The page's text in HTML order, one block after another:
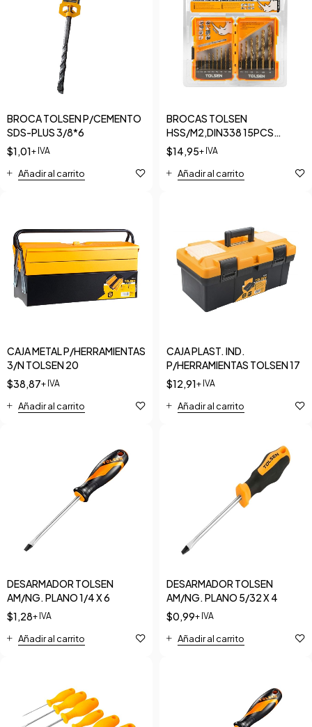
BROCA TOLSEN P/CEMENTO
SDS-PLUS 3/8*6
$1,01+ IVA
Añadir al carrito
BROCAS TOLSEN
HSS/M2,DIN338 15PCS
1/16"-3/8
$14,95+ IVA
Añadir al carrito
CAJA METAL P/HERRAMIENTAS
3/N TOLSEN 20
$38,87+ IVA
Añadir al carrito
CAJA PLAST. IND.
P/HERRAMIENTAS TOLSEN 17
$12,91+ IVA
Añadir al carrito
DESARMADOR TOLSEN
AM/NG. PLANO 1/4 X 6
$1,28+ IVA
Añadir al carrito
DESARMADOR TOLSEN
AM/NG. PLANO 5/32 X 4
$0,99+ IVA
Añadir al carrito